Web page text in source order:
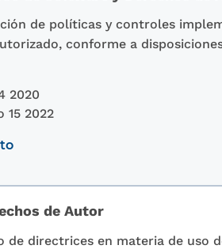
de políticas y controles
conforme a
2020
15 2022
de Autor
de directrices en materia de uso